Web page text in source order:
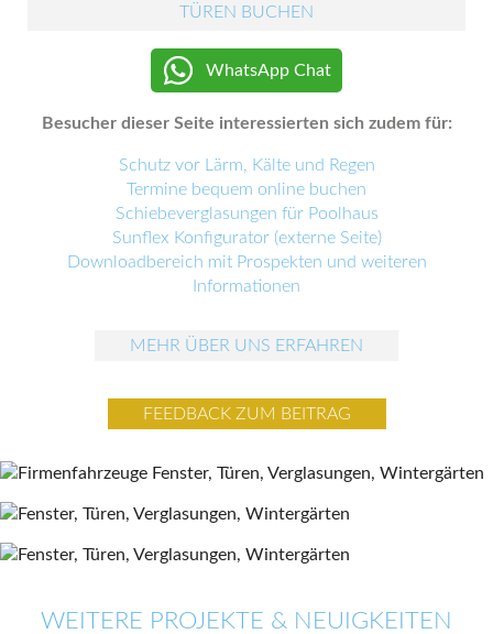
TÜREN BUCHEN
WhatsApp Chat
Besucher dieser Seite interessierten sich zudem für:
Schutz vor Lärm, Kälte und Regen
Termine bequem online buchen
Schiebeverglasungen für Poolhaus
Sunflex Konfigurator (externe Seite)
Downloadbereich mit Prospekten und weiteren
Informationen
MEHR ÜBER UNS ERFAHREN
FEEDBACK ZUM BEITRAG
WEITERE PROJEKTE & NEUIGKEITEN